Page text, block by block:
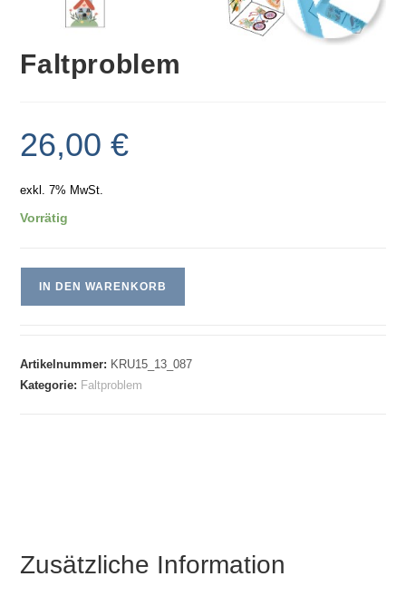
Faltproblem
26,00€
exkl. 7% MwSt.
Vorrätig
IN DEN WARENKORB
Artikelnummer: KRU15_13_087
Kategorie: Faltproblem
Zusätzliche Information